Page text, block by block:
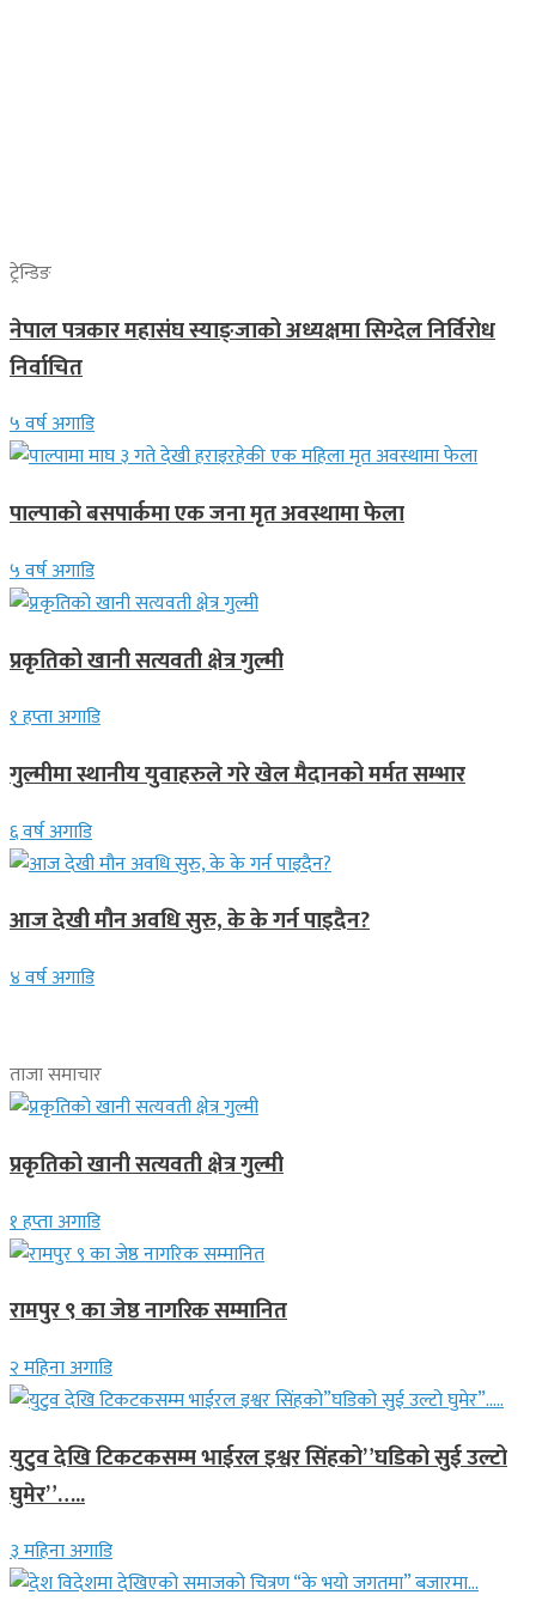
ट्रेन्डिङ
नेपाल पत्रकार महासंघ स्याङ्जाको अध्यक्षमा सिग्देल निर्विरोध
निर्वाचित
५ वर्ष अगाडि
पाल्पाको बसपार्कमा एक जना मृत अवस्थामा फेला
५ वर्ष अगाडि
प्रकृतिको खानी सत्यवती क्षेत्र गुल्मी
१ हप्ता अगाडि
गुल्मीमा स्थानीय युवाहरुले गरे खेल मैदानको मर्मत सम्भार
६ वर्ष अगाडि
आज देखी मौन अवधि सुरु, के के गर्न पाइदैन?
४ वर्ष अगाडि
ताजा समाचार
प्रकृतिको खानी सत्यवती क्षेत्र गुल्मी
१ हप्ता अगाडि
रामपुर ९ का जेष्ठ नागरिक सम्मानित
२ महिना अगाडि
युटुव देखि टिकटकसम्म भाईरल इश्वर सिंहको”घडिको सुई उल्टो
घुमेर”…..
३ महिना अगाडि